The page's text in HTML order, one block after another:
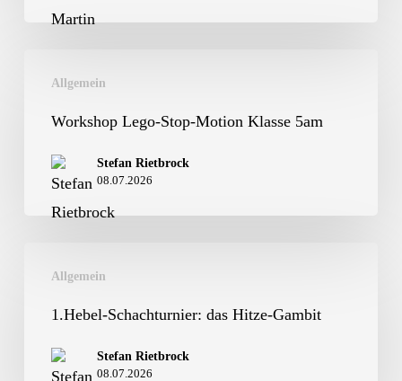
Allgemein
Lego-
Stop-
Klasse
Workshop Lego-Stop-Motion Klasse 5am
Stefan Rietbrock
08.07.2026
Allgemein
Schachturnier:
Gambit
1.Hebel-Schachturnier: das Hitze-Gambit
Stefan Rietbrock
08.07.2026